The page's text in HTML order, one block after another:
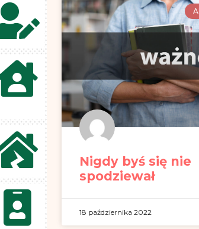
Nigdy byś się nie
spodziewał
18 października 2022